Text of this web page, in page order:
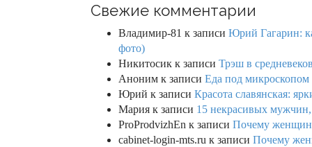
Свежие комментарии
Владимир-81 к записи Юрий Гагарин:
фото)
Никитосик к записи Трэш в
Аноним к записи Еда под микроскопом
Юрий к записи Красота славянская:
Мария к записи 15 некрасивых
ProProdvizhEn к записи Почему
cabinet-login-mts.ru к записи Почему